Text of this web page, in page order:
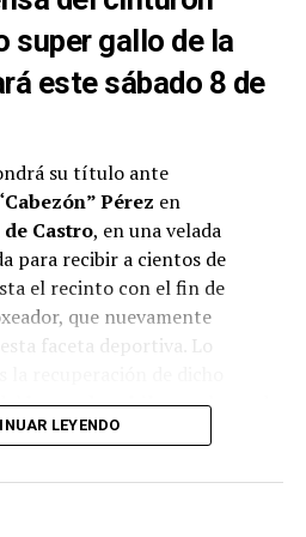
super gallo de la
este sábado 8 de
su título ante
Pérez en
Castro, en una velada
para recibir a cientos de
el recinto con el fin de
que nuevamente
faceta deportiva. Lo
boxeador chileno, el pasado
Ramón Averanga
con siete combates
LEYENDO